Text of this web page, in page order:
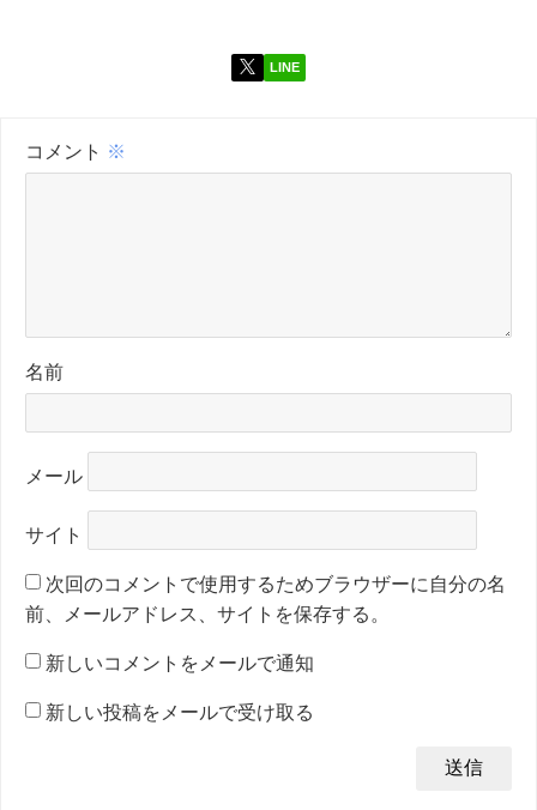
LINE
コメント ※
名前
メール
サイト
次回のコメントで使用するためブラウザーに自分の名
前、メールアドレス、サイトを保存する。
新しいコメントをメールで通知
新しい投稿をメールで受け取る